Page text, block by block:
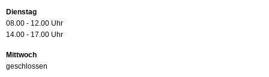
Dienstag
08.00 - 12.00 Uhr
14.00 - 17.00 Uhr
Mittwoch
geschlossen